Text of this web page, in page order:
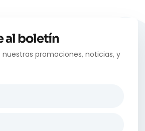
al boletín
promociones, noticias, y